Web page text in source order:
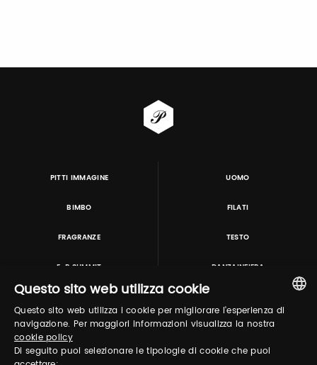
PITTI IMMAGINE UOMO
BIMBO FILATI
FRAGRANZE TESTO
E-P SUMMIT DANZAINFIERA
TUTORING & CONSULTING
ITALIAN
Questo sito web utilizza cookie
Questo sito web utilizza i cookie per migliorare l'esperienza di
navigazione. Per maggiori informazioni visualizza la nostra
cookie policy
Di seguito puoi selezionare le tipologie di cookie che puoi